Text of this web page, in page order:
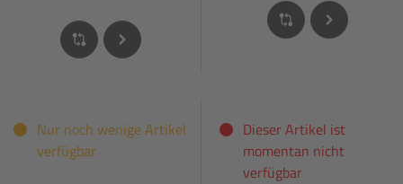
Nur noch wenige Artikel
verfügbar
Dieser Artikel ist
momentan nicht
verfügbar